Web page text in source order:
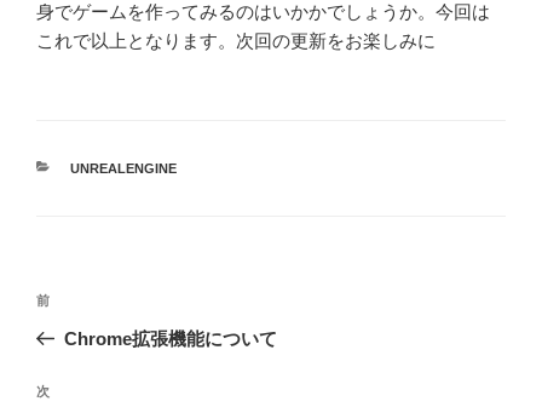
身でゲームを作ってみるのはいかかでしょうか。 今回は
これで以上となります。次回の更新をお楽しみに
カ
UNREALENGINE
投
ビ
過
去
投
前
Chrome拡張機能について
次
次